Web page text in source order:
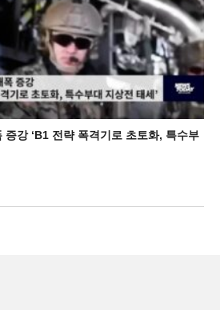
증강 ‘B1 전략 폭격기로 초토화, 특수부